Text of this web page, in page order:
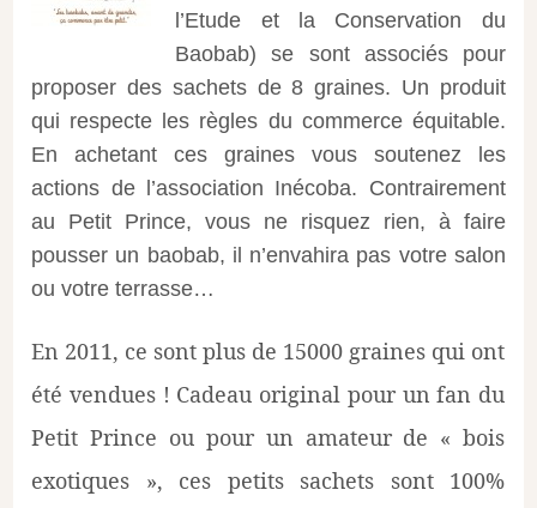
l’Etude et la Conservation du
Baobab) se sont associés pour
proposer des sachets de 8 graines. Un produit
qui respecte les règles du commerce équitable.
En achetant ces graines vous soutenez les
actions de l’association Inécoba. Contrairement
au Petit Prince, vous ne risquez rien, à faire
pousser un baobab, il n’envahira pas votre salon
ou votre terrasse…
En 2011, ce sont plus de 15000 graines qui ont
été vendues ! Cadeau original pour un fan du
Petit Prince ou pour un amateur de « bois
exotiques », ces petits sachets sont 100%